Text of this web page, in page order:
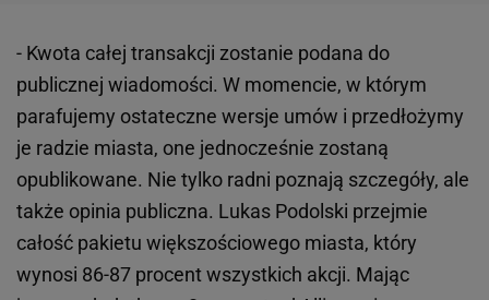
- Kwota całej transakcji zostanie podana do
publicznej wiadomości. W momencie, w którym
parafujemy ostateczne wersje umów i przedłożymy
je radzie miasta, one jednocześnie zostaną
opublikowane. Nie tylko radni poznają szczegóły, ale
także opinia publiczna. Lukas Podolski przejmie
całość pakietu większościowego miasta, który
wynosi 86-87 procent wszystkich akcji. Mając